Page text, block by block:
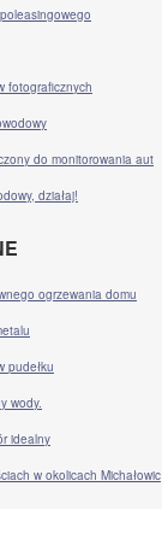
fotograficznych
do monitorowania aut
działaj!
ogrzewania domu
pudełku
wody.
idealny
w okolicach Michałowic